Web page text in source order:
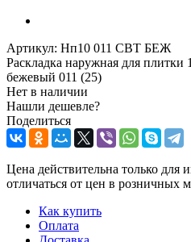
Артикул: Нп10 011 СВТ БЕЖ
Раскладка наружная для
бежевый 011 (25)
Нет в наличии
Нашли дешевле?
Поделиться
Цена действительна только для
отличаться от цен в розничных
Как купить
Оплата